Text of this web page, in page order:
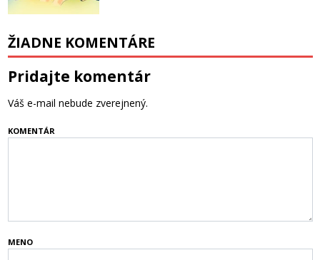
ŽIADNE KOMENTÁRE
Pridajte komentár
Váš e-mail nebude zverejnený.
KOMENTÁR
MENO